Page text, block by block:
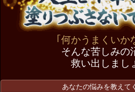
｢何かうまくいか
そんな苦しみの
救い出しまし
あなたの悩みを教えて